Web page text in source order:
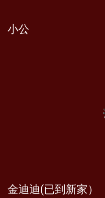
小公
金迪迪(已到新家）